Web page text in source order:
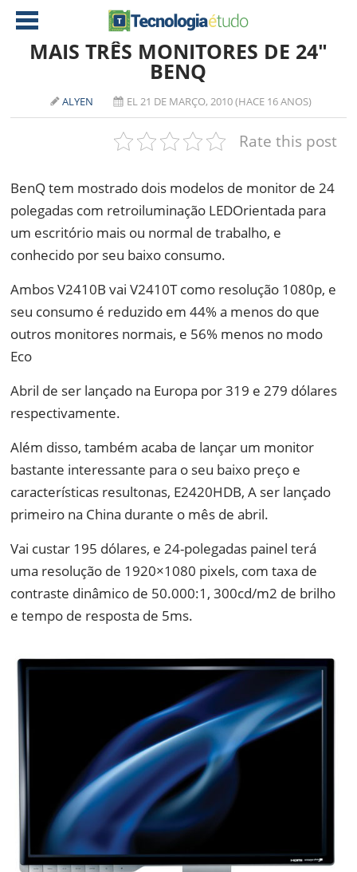
AMD
ATI
NVIDIA
SOFTWARE
TABLETS
IOS
NOKIA
JOGOS
DOWNLOADS
ANÁLISE
MAIS TRÊS MONITORES DE 24″
BENQ
ALYEN EL 21 DE MARÇO, 2010 (HACE 16 ANOS)
Rate this post
BenQ tem mostrado dois modelos de monitor de 24
polegadas com retroiluminação LEDOrientada para
um escritório mais ou normal de trabalho, e
conhecido por seu baixo consumo.
Ambos V2410B vai V2410T como resolução 1080p, e
seu consumo é reduzido em 44% a menos do que
outros monitores normais, e 56% menos no modo
Eco
Abril de ser lançado na Europa por 319 e 279 dólares
respectivamente.
Além disso, também acaba de lançar um monitor
bastante interessante para o seu baixo preço e
características resultonas, E2420HDB, A ser lançado
primeiro na China durante o mês de abril.
Vai custar 195 dólares, e 24-polegadas painel terá
uma resolução de 1920×1080 pixels, com taxa de
contraste dinâmico de 50.000:1, 300cd/m2 de brilho
e tempo de resposta de 5ms.